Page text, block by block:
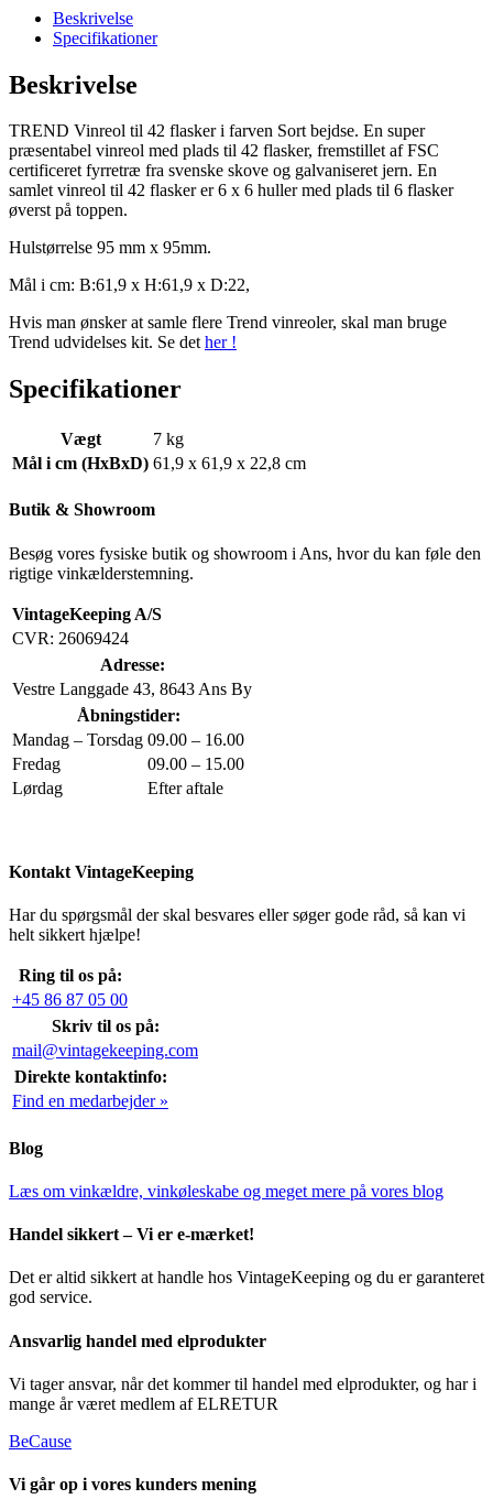
Sort
antal
Beskrivelse
Specifikationer
Beskrivelse
TREND Vinreol til 42 flasker i farven Sort bejdse. En super
præsentabel vinreol med plads til 42 flasker, fremstillet af FSC
certificeret fyrretræ fra svenske skove og galvaniseret jern. En
samlet vinreol til 42 flasker er 6 x 6 huller med plads til 6 flasker
øverst på toppen.
Hulstørrelse 95 mm x 95mm.
Mål i cm: B:61,9 x H:61,9 x D:22,
Hvis man ønsker at samle flere Trend vinreoler, skal man bruge
Trend udvidelses kit. Se dether !
Specifikationer
Vægt
7 kg
Mål i cm (HxBxD) 61,9 x 61,9 x 22,8 cm
Butik & Showroom
Besøg vores fysiske butik og showroom i Ans, hvor du kan føle den
rigtige vinkælderstemning.
VintageKeeping A/S
CVR: 26069424
Adresse:
Vestre Langgade 43, 8643 Ans By
Åbningstider:
Mandag – Torsdag 09.00 – 16.00
Fredag
09.00 – 15.00
Lørdag
Efter aftale
Kontakt VintageKeeping
Har du spørgsmål der skal besvares eller søger gode råd, så kan vi
helt sikkert hjælpe!
Ring til os på:
+45 86 87 05 00
Skriv til os på:
mail@vintagekeeping.com
Direkte kontaktinfo:
Find en medarbejder »
Blog
Læs om vinkældre, vinkøleskabe og meget mere på vores blog
Handel sikkert – Vi er e-mærket!
Det er altid sikkert at handle hos VintageKeeping og du er garanteret
god service.
Ansvarlig handel med elprodukter
Vi tager ansvar, når det kommer til handel med elprodukter, og har i
mange år været medlem af ELRETUR
BeCause
Vi går op i vores kunders mening